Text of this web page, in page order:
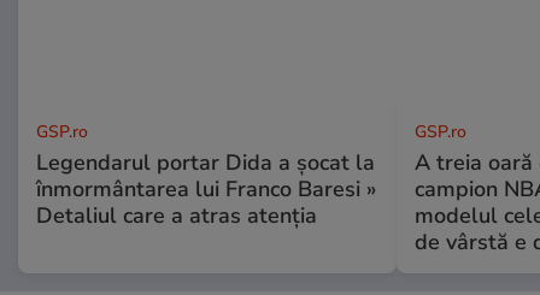
GSP.ro
Legendarul portar Dida a șocat la
înmormântarea lui Franco Baresi »
Detaliul care a atras atenția
GSP.ro
A treia oară
campion
modelul
de vârstă e